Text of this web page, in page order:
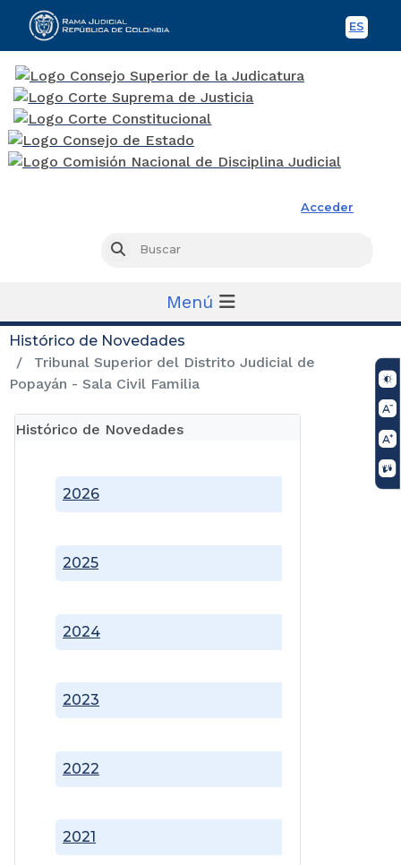
ES
Acceder
Buscar
Menú
Histórico de Novedades
Tribunal Superior del Distrito Judicial de
Popayán - Sala Civil Familia
Histórico de Novedades
2021
2022
2023
2024
2025
2026